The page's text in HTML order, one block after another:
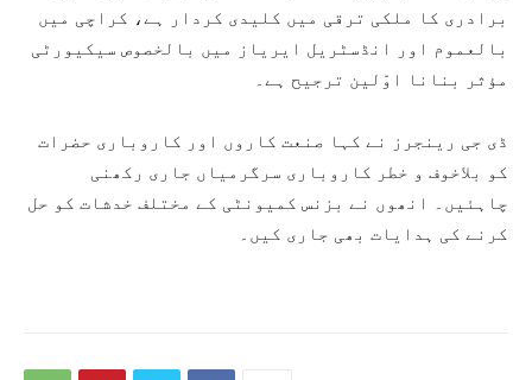
برادری کا ملکی ترقی میں کلیدی کردار ہے، کراچی میں
بالعموم اور انڈسٹریل ایریاز میں بالخصوص سیکیورٹی
مؤثر بنانا اوّلین ترجیح ہے۔
ڈی جی رینجرز نے کہا صنعت کاروں اور کاروباری حضرات
کو بلاخوف و خطر کاروباری سرگرمیاں جاری رکھنی
چاہئیں۔ انھوں نے بزنس کمیونٹی کے مختلف خدشات کو حل
کرنے کی ہدایات بھی جاری کیں۔